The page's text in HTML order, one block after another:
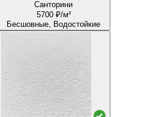
Санторини
5700 ₽/м²
Бесшовные, Водостойкие